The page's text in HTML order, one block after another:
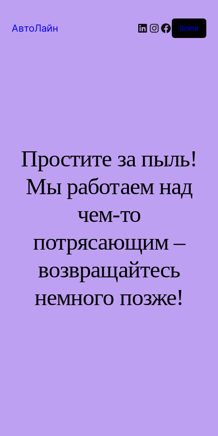
АвтоЛайн LinkedIn
Instagram
Facebook
Войти
Простите за пыль!
Мы работаем над
чем-то
потрясающим –
возвращайтесь
немного позже!